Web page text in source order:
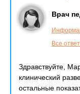
Врач
Все
Здравствуйте,
клинический
остальные